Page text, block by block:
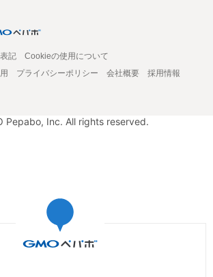
記
Cookieの使用について
プライバシーポリシー 会社概要
採用情報
Pepabo, Inc. All rights reserved.